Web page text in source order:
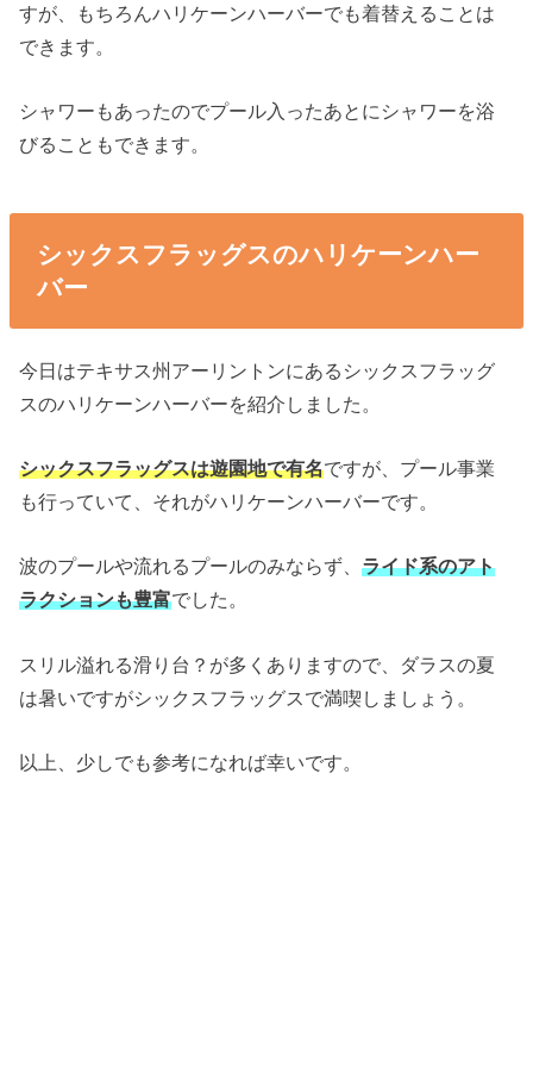
すが、もちろんハリケーンハーバーでも着替えることは
できます。
シャワーもあったのでプール入ったあとにシャワーを浴
びることもできます。
シックスフラッグスのハリケーンハー
バー
今日はテキサス州アーリントンにあるシックスフラッグ
スのハリケーンハーバーを紹介しました。
シックスフラッグスは遊園地で有名ですが、プール事業
も行っていて、それがハリケーンハーバーです。
波のプールや流れるプールのみならず、ライド系のアト
ラクションも豊富でした。
スリル溢れる滑り台？が多くありますので、ダラスの夏
は暑いですがシックスフラッグスで満喫しましょう。
以上、少しでも参考になれば幸いです。